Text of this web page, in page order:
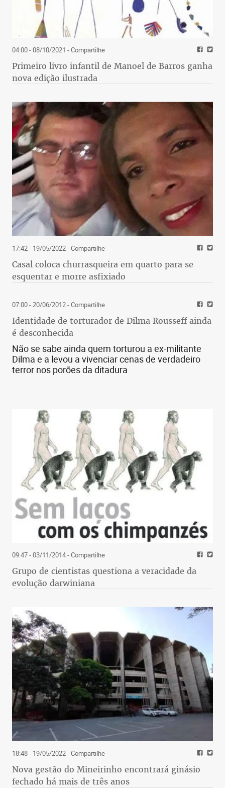
04:00 - 08/10/2021 - Compartilhe
Primeiro livro infantil de Manoel de Barros ganha
nova edição ilustrada
17:42 - 19/05/2022- Compartilhe
Casal coloca churrasqueira em quarto para se
esquentar e morre asfixiado
07:00 - 20/06/2012- Compartilhe
Identidade de torturador de Dilma Rousseff ainda
é desconhecida
Não se sabe ainda quem torturou a ex-militante
Dilma e a levou a vivenciar cenas de verdadeiro
terror nos porões da ditadura
09:47 - 03/11/2014- Compartilhe
Grupo de cientistas questiona a veracidade da
evolução darwiniana
18:48 - 19/05/2022- Compartilhe
Nova gestão do Mineirinho encontrará ginásio
fechado há mais de três anos